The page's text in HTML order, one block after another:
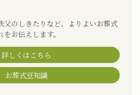
父のしきたりなど、よりよいお葬式
お伝えします。
詳しくはこちら
お葬式豆知識